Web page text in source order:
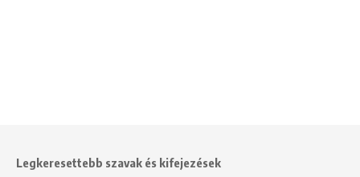
Legkeresettebb szavak és kifejezések